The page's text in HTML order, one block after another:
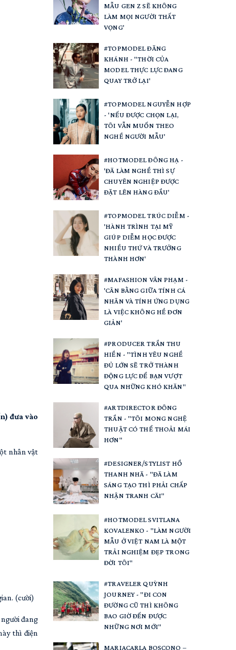
đưa vào
nhân vật
(cười)
đang
thì điện
MẪU GEN Z SẼ KHÔNG
LÀM MỌI NGƯỜI THẤT
VỌNG'
#TOPMODEL ĐĂNG
KHÁNH - "THỜI CỦA
MODEL THỰC LỰC ĐANG
QUAY TRỞ LẠI'
#TOPMODEL NGUYỄN HỢP
- 'NẾU ĐƯỢC CHỌN LẠI,
TÔI VẪN MUỐN THEO
NGHỀ NGƯỜI MẪU'
#HOTMODEL ĐÔNG HẠ -
'ĐÃ LÀM NGHỀ THÌ SỰ
CHUYÊN NGHIỆP ĐƯỢC
ĐẶT LÊN HÀNG ĐẦU'
#TOPMODEL TRÚC DIỄM -
'HÀNH TRÌNH TẠI MỸ
GIÚP DIỄM HỌC ĐƯỢC
NHIỀU THỨ VÀ TRƯỞNG
THÀNH HƠN'
#MAFASHION VÂN PHẠM -
'CÂN BẰNG GIỮA TÍNH CÁ
NHÂN VÀ TÍNH ỨNG DỤNG
LÀ VIỆC KHÔNG HỀ ĐƠN
GIẢN'
#PRODUCER TRẦN THU
HIỀN - "TÌNH YÊU NGHỀ
ĐỦ LỚN SẼ TRỞ THÀNH
ĐỘNG LỰC ĐỂ BẠN VƯỢT
QUA NHỮNG KHÓ KHĂN"
#ARTDIRECTOR ĐÔNG
TRẦN - "TÔI MONG NGHỆ
THUẬT CÓ THỂ THOẢI MÁI
HƠN"
#DESIGNER/STYLIST HỒ
THANH NHÃ - "ĐÃ LÀM
SÁNG TẠO THÌ PHẢI CHẤP
NHẬN TRANH CÃI"
#HOTMODEL SVITLANA
KOVALENKO - "LÀM NGƯỜI
MẪU Ở VIỆT NAM LÀ MỘT
TRẢI NGHIỆM ĐẸP TRONG
ĐỜI TÔI"
#TRAVELER QUỲNH
JOURNEY - "ĐI CON
ĐƯỜNG CŨ THÌ KHÔNG
BAO GIỜ ĐẾN ĐƯỢC
NHỮNG NƠI MỚI"
MARIACARLA BOSCONO –